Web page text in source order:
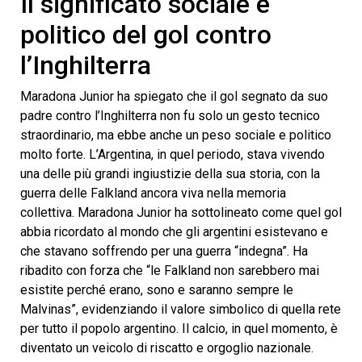
politico del gol contro
l’Inghilterra
Maradona Junior ha spiegato che il gol segnato da suo
padre contro l’Inghilterra non fu solo un gesto tecnico
straordinario, ma ebbe anche un peso sociale e politico
molto forte. L’Argentina, in quel periodo, stava vivendo
una delle più grandi ingiustizie della sua storia, con la
guerra delle Falkland ancora viva nella memoria
collettiva. Maradona Junior ha sottolineato come quel gol
abbia ricordato al mondo che gli argentini esistevano e
che stavano soffrendo per una guerra “indegna”. Ha
ribadito con forza che “le Falkland non sarebbero mai
esistite perché erano, sono e saranno sempre le
Malvinas”, evidenziando il valore simbolico di quella rete
per tutto il popolo argentino. Il calcio, in quel momento, è
diventato un veicolo di riscatto e orgoglio nazionale.